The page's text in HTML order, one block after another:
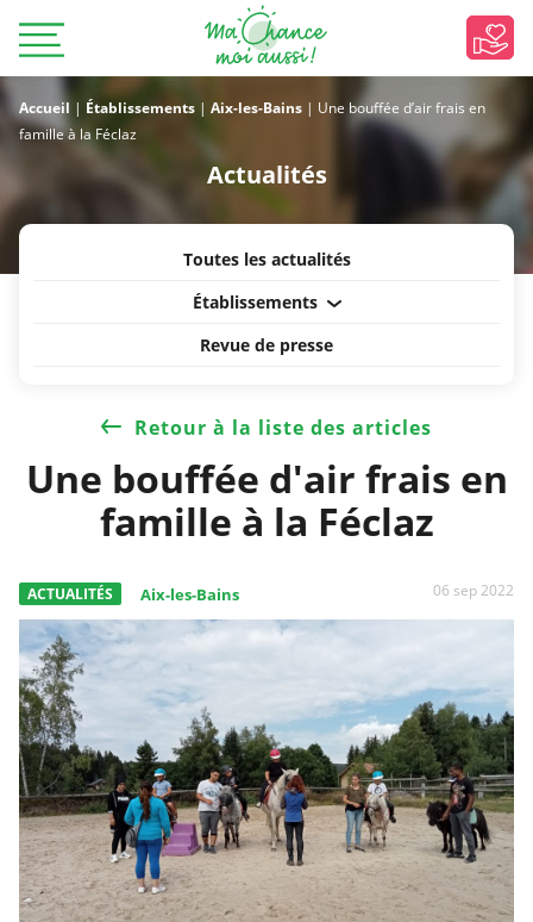
Accueil | Établissements | Aix-les-Bains | Une bouffée d’air frais en
famille à la Féclaz
Actualités
Toutes les actualités
Établissements
Revue de presse
Retour à la liste des articles
Une bouffée d'air frais en
famille à la Féclaz
ACTUALITÉS Aix-les-Bains 06 sep 2022